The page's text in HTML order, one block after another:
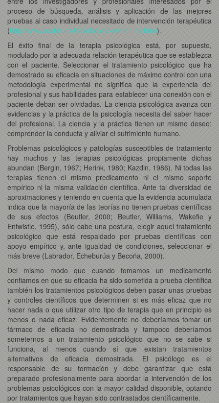
proceso de búsqueda, análisis y aplicación de las mejores
pruebas al caso individual necesitado de intervención terapéutica
(http://www.rediris.es/list/info/psic-eviden.es.html).
El éxito final de la terapia psicológica está, por supuesto,
modulado por la adecuada relación terapéutica que se establezca
con el paciente. Seleccionar el tratamiento psicológico que ha
demostrado su eficacia en situaciones de máximo control con una
metodología experimental no significa que la experiencia del
profesional y sus habilidades para establecer una conexión con el
paciente deban ser olvidadas. La ciencia psicológica avanza con
evidencias y la práctica de la psicología necesita del saber hacer
del profesional. La ciencia y la práctica tienen un mismo deseo:
comprender la conducta y aliviar el sufrimiento humano.
Problemas psicológicos y patologías susceptibles de tratamiento
hay muchos y las terapias psicológicas propiamente dichas
abundan (Bergin, 1967; Herink, 1980; Kazdin, 1986). Ni todas las
terapias tienen el mismo predicamento ni el mismo soporte
empírico ni la misma validación científica. Ante tal diversidad de
aproximaciones y teniendo en cuenta que la evidencia acumulada
indica que la mayoría de las teorías no tienen pruebas científicas
de sus efectos (Beutler, 2000; Beutler, Williams, Wakefie y
Entwistle, 1995), sólo cabe una postura, elegir aquel tratamiento
psicológico que está respaldado por pruebas científicas con
apoyo empírico y, ante igualdad de condiciones, seleccionar el
más breve (Labrador, Echeburúa y Becoña, 2000).
Del mismo modo que cuando tomamos un medicamento
confiamos en que su eficacia ha sido sometida a prueba científica
también los tratamientos psicológicos deben pasar unas pruebas
y controles científicos que determinen si es más eficaz que no
hacer nada o que utilizar otro tipo de terapia que en principio es
menos o nada eficaz. Evidentemente no deberíamos tomar un
fármaco de eficacia no demostrada y tampoco deberíamos
someternos a un tratamiento psicológico que no se sabe si
funciona, al menos cuando sí que existan tratamientos
alternativos de eficacia demostrada. El psicólogo es el
responsable de su formación y debe garantizar que está
preparado profesionalmente para abordar la intervención de los
problemas psicológicos con la mayor calidad disponible, optando
por tratamientos que hayan sido contrastados científicamente.